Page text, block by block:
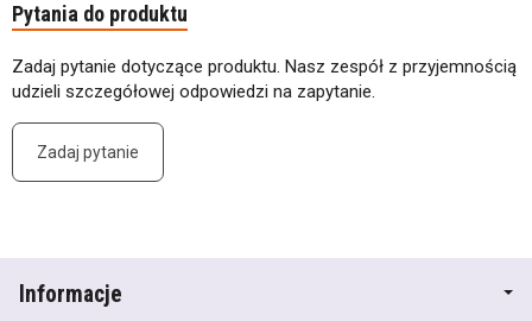
Pytania do produktu
Zadaj pytanie dotyczące produktu. Nasz zespół z przyjemnością
udzieli szczegółowej odpowiedzi na zapytanie.
Zadaj pytanie
Informacje